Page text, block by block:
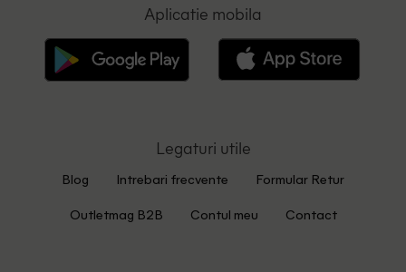
Aplicatie mobila
Legaturi utile
Blog Intrebari frecvente Formular Retur
Outletmag B2B Contul meu Contact